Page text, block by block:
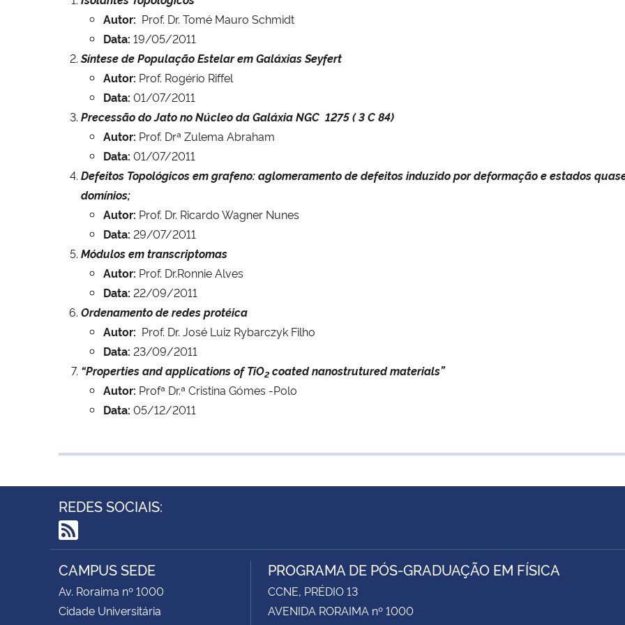
Autor: Prof. Dr. Tomé Mauro Schmidt
Data: 19/05/2011
Síntese de População Estelar em Galáxias Seyfert
Autor: Prof. Rogério Riffel
Data: 01/07/2011
Precessão do Jato no Núcleo da Galáxia NGC 1275 ( 3 C 84)
Autor: Prof. Drª Zulema Abraham
Data: 01/07/2011
Defeitos Topológicos em grafeno: aglomeramento de defeitos induzido por deformação e estados
domínios;
Autor: Prof. Dr. Ricardo Wagner Nunes
Data: 29/07/2011
Módulos em transcriptomas
Autor: Prof. Dr.Ronnie Alves
Data: 22/09/2011
Ordenamento de redes protéica
Autor: Prof. Dr. José Luiz Rybarczyk Filho
Data: 23/09/2011
“Properties and applications of TiO2 coated nanostrutured materials”
Autor: Profª Dr.ª Cristina Gómes -Polo
Data: 05/12/2011
REDES SOCIAIS:
RSS
CAMPUS SEDE
Av. Roraima nº 1000
Cidade Universitária
PROGRAMA DE PÓS-GRADUAÇÃO EM FÍSICA
CCNE, PRÉDIO 13
AVENIDA RORAIMA nº 1000